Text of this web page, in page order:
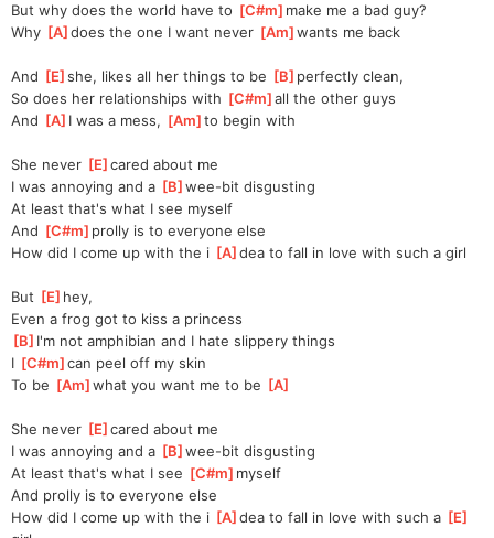
But why does the world have to [C#m ]make me a bad guy?
Why [A ]
does the one I want never [Am ]
wants me back
And [E ]
she, likes all her things to be [B ]perfectly clean,
So does her relationships with [C#m ]
all the other guys
And [A ]I was a mess, [Am ]to begin with
She never [E ]
cared about me
I was annoying and a [B ]
wee-bit disgusting
At least that's what I see myself
And [C#m ]prolly is to everyone else
How did I come up with the i [A ]
dea to fall in love with such a girl
But [E ]hey,
Even a frog got to kiss a princess
[B ]I'm not amphibian and I hate slippery things
I [C#m ]
can peel off my skin
To be [Am ]
what you want me to be [A
She never [E ]
cared about me
I was annoying and a [B ]
wee-bit disgusting
At least that's what I see [C#m ]myself
And prolly is to everyone else
How did I come up with the i [A ]
dea to fall in love with such a [E